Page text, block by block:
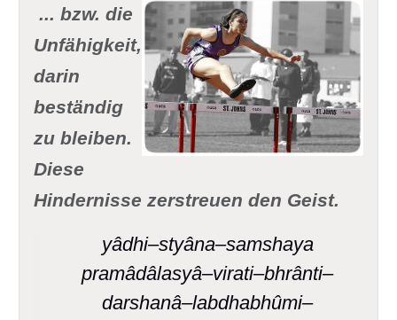
... bzw. die
Unfähigkeit,
darin
beständig
zu bleiben.
Diese
Hindernisse zerstreuen den Geist.
yâdhi–styâna–samshaya
pramâdâlasyâ–virati–bhrânti–
darshanâ–labdhabhûmi–